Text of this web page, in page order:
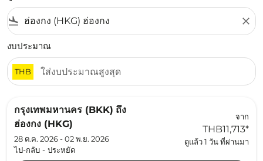
flight_land close
งบประมาณ
THB
กรุงเทพมหานคร (BKK) ถึง
ฮ่องกง (HKG)
28 ต.ค. 2026 - 02 พ.ย. 2026
ไป-กลับ - ประหยัด
จาก
THB11,713*
ดูแล้ว 1 วัน ที่ผ่านมา